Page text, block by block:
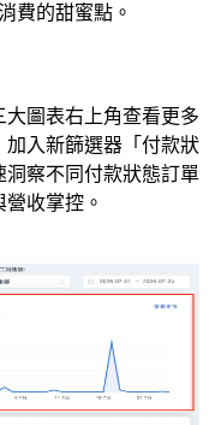
費的甜蜜點。
圖表右上角查看更多
入新篩選器「付款狀
察不同付款狀態訂單
收掌控。